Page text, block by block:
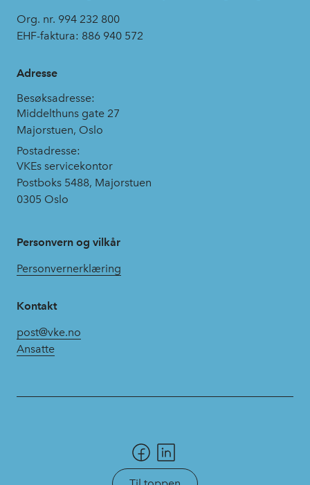
Org. nr. 994 232 800
EHF-faktura: 886 940 572
Adresse
Besøksadresse:
Middelthuns gate 27
Majorstuen, Oslo
Postadresse:
VKEs servicekontor
Postboks 5488, Majorstuen
0305 Oslo
Personvern og vilkår
Personvernerklæring
Kontakt
post@vke.no
Ansatte